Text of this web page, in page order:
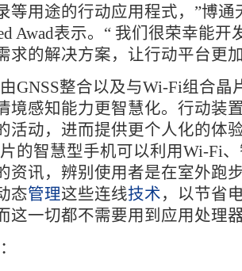
等用途的行动应用程式，”博通
Awad表示。“ 我们很荣幸能开
求的解决方案，让行动平台更
GNSS整合以及与Wi-Fi组合晶
境感知能力更智慧化。行动装
活动，进而提供更个人化的体
的智慧型手机可以利用Wi-Fi
资讯，辨别使用者是在室外跑
态管理这些连线技术，以节省
这一切都不需要用到应用处理